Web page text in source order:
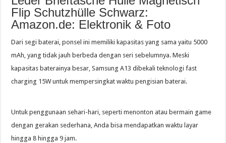
Flip Schutzhülle Schwarz:
Amazon.de: Elektronik & Foto
Dari segi baterai, ponsel ini memiliki kapasitas yang sama yaitu 5000
mAh, yang tidak jauh berbeda dengan seri sebelumnya. Meski
kapasitas baterainya besar, Samsung A13 dibekali teknologi fast
charging 15W untuk mempersingkat waktu pengisian baterai.
Untuk penggunaan sehari-hari, seperti menonton atau bermain game
dengan gerakan sederhana, Anda bisa mendapatkan waktu layar
hingga 8 hingga 9 jam.